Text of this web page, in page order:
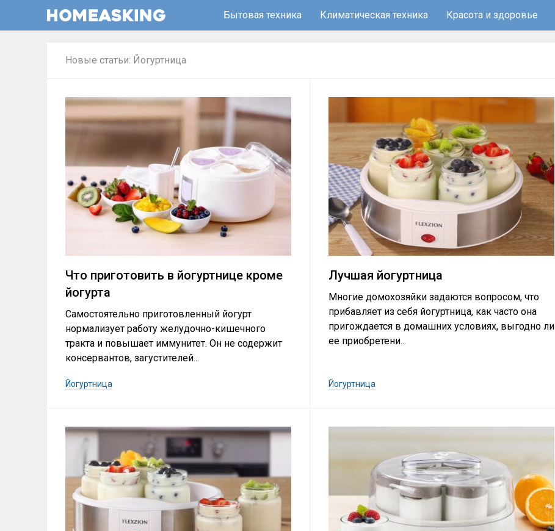
Бытовая техника Климатическая техника Красота и здоровье
Новые статьи: Йогуртница
Что приготовить в йогуртнице кроме
йогурта
Самостоятельно приготовленный йогурт
нормализует работу желудочно-кишечного
тракта и повышает иммунитет. Он не содержит
консервантов, загустителей...
Йогуртница
Лучшая йогуртница
Многие домохозяйки задаются вопросом, что
прибавляет из себя йогуртница, как часто она
пригождается в домашних условиях, выгодно ли
ее приобретени...
Йогуртница